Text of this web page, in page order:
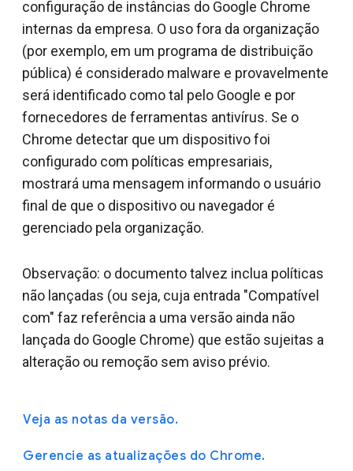
configuração de instâncias do Google Chrome
internas da empresa. O uso fora da organização
(por exemplo, em um programa de distribuição
pública) é considerado malware e provavelmente
será identificado como tal pelo Google e por
fornecedores de ferramentas antivírus. Se o
Chrome detectar que um dispositivo foi
configurado com políticas empresariais,
mostrará uma mensagem informando o usuário
final de que o dispositivo ou navegador é
gerenciado pela organização.
Observação: o documento talvez inclua políticas
não lançadas (ou seja, cuja entrada "Compatível
com" faz referência a uma versão ainda não
lançada do Google Chrome) que estão sujeitas a
alteração ou remoção sem aviso prévio.
Veja as notas da versão.
Gerencie as atualizações do Chrome.